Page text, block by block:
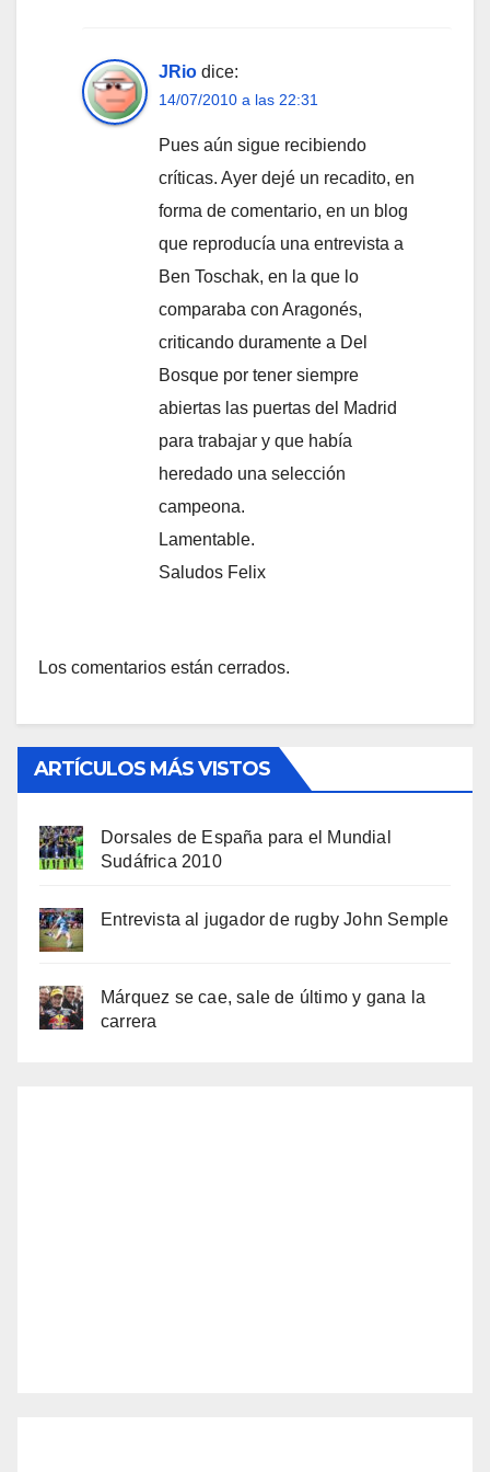
JRio dice:
14/07/2010 a las 22:31
Pues aún sigue recibiendo
críticas. Ayer dejé un recadito, en
forma de comentario, en un blog
que reproducía una entrevista a
Ben Toschak, en la que lo
comparaba con Aragonés,
criticando duramente a Del
Bosque por tener siempre
abiertas las puertas del Madrid
para trabajar y que había
heredado una selección
campeona.
Lamentable.
Saludos Felix
Los comentarios están cerrados.
ARTÍCULOS MÁS VISTOS
Dorsales de España para el Mundial
Sudáfrica 2010
Entrevista al jugador de rugby John Semple
Márquez se cae, sale de último y gana la
carrera